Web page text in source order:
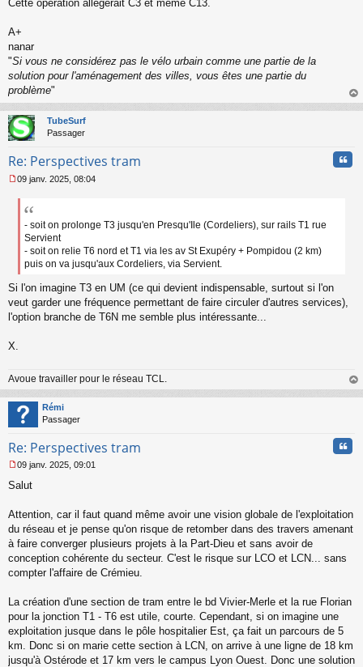
Cette opération allégerait C3 et même C13.
A+
nanar
"Si vous ne considérez pas le vélo urbain comme une partie de la
solution pour l'aménagement des villes, vous êtes une partie du
problème"
au
TubeSurf
Passager
Re: Perspectives tram
e
n
o
l
u
09 janv. 2025, 08:04
- soit on prolonge T3 jusqu'en Presqu'Ile (Cordeliers), sur rails T1 rue
Servient
- soit on relie T6 nord et T1 via les av St Exupéry + Pompidou (2 km)
puis on va jusqu'aux Cordeliers, via Servient.
Si l'on imagine T3 en UM (ce qui devient indispensable, surtout si l'on
veut garder une fréquence permettant de faire circuler d'autres services),
l'option branche de T6N me semble plus intéressante...
X.
Avoue travailler pour le réseau TCL.
au
Rémi
Passager
Re: Perspectives tram
e
s
g
e
n
o
u
09 janv. 2025, 09:01
Salut
Attention, car il faut quand même avoir une vision globale de l'exploitation
du réseau et je pense qu'on risque de retomber dans des travers amenant
à faire converger plusieurs projets à la Part-Dieu et sans avoir de
conception cohérente du secteur. C'est le risque sur LCO et LCN... sans
compter l'affaire de Crémieu.
La création d'une section de tram entre le bd Vivier-Merle et la rue Florian
pour la jonction T1 - T6 est utile, courte. Cependant, si on imagine une
exploitation jusque dans le pôle hospitalier Est, ça fait un parcours de 5
km. Donc si on marie cette section à LCN, on arrive à une ligne de 18 km
jusqu'à Ostérode et 17 km vers le campus Lyon Ouest. Donc une solution